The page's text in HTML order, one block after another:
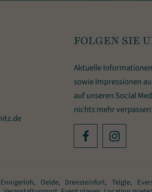
FOLGEN SIE
Aktuelle
sowie Impressionen
auf unseren Social
nichts mehr
Oelde, Drensteinfurt, Telgte,